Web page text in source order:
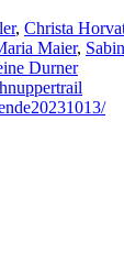
, Christa
Maier,
Durner